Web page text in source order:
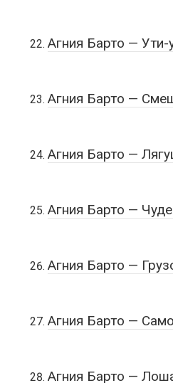
Агния Барто — Ути-
Агния Барто —
Агния Барто —
Агния Барто —
Агния Барто —
Агния Барто —
Агния Барто —